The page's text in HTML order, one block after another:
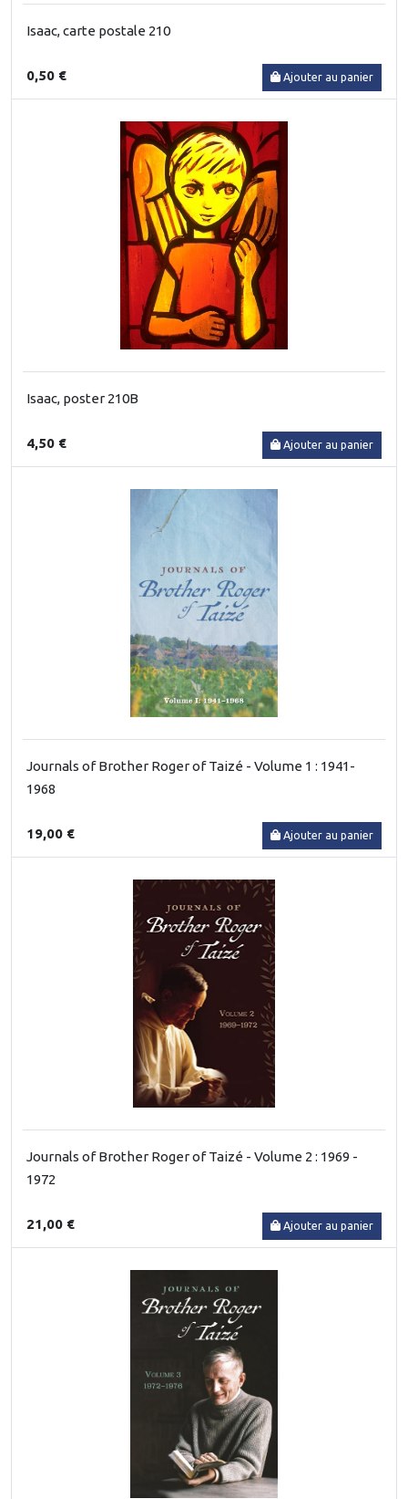
Isaac, carte postale 210
0,50 € Ajouter au panier
Isaac, poster 210B
4,50 € Ajouter au panier
Journals of Brother Roger of Taizé - Volume 1 : 1941-
1968
19,00 € Ajouter au panier
Journals of Brother Roger of Taizé - Volume 2 : 1969 -
1972
21,00 € Ajouter au panier